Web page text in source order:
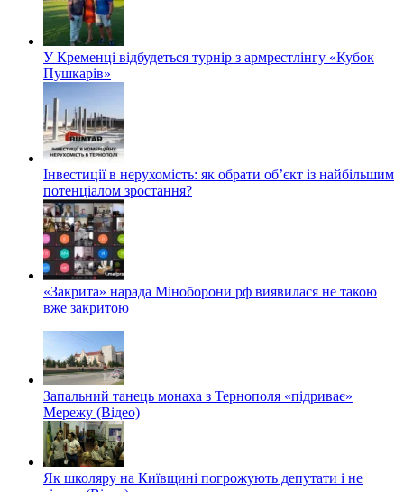
У Кременці відбудеться турнір з армрестлінгу «Кубок
Пушкарів»
Інвестиції в нерухомість: як обрати об’єкт із найбільшим
потенціалом зростання?
«Закрита» нарада Міноборони рф виявилася не такою
вже закритою
Запальний танець монаха з Тернополя «підриває»
Мережу (Відео)
Як школяру на Київщині погрожують депутати і не